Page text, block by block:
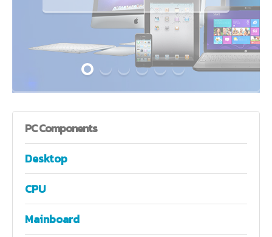
PCComponents
Desktop
CPU
Mainboard